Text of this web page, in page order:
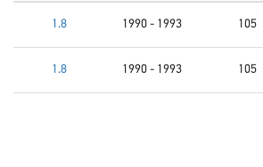
1.8 1990 - 1993 105
1.8 1990 - 1993 105